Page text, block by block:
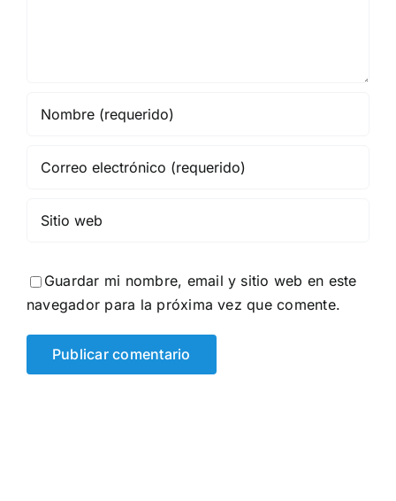
Guardar mi nombre, email y sitio web en este
navegador para la próxima vez que comente.